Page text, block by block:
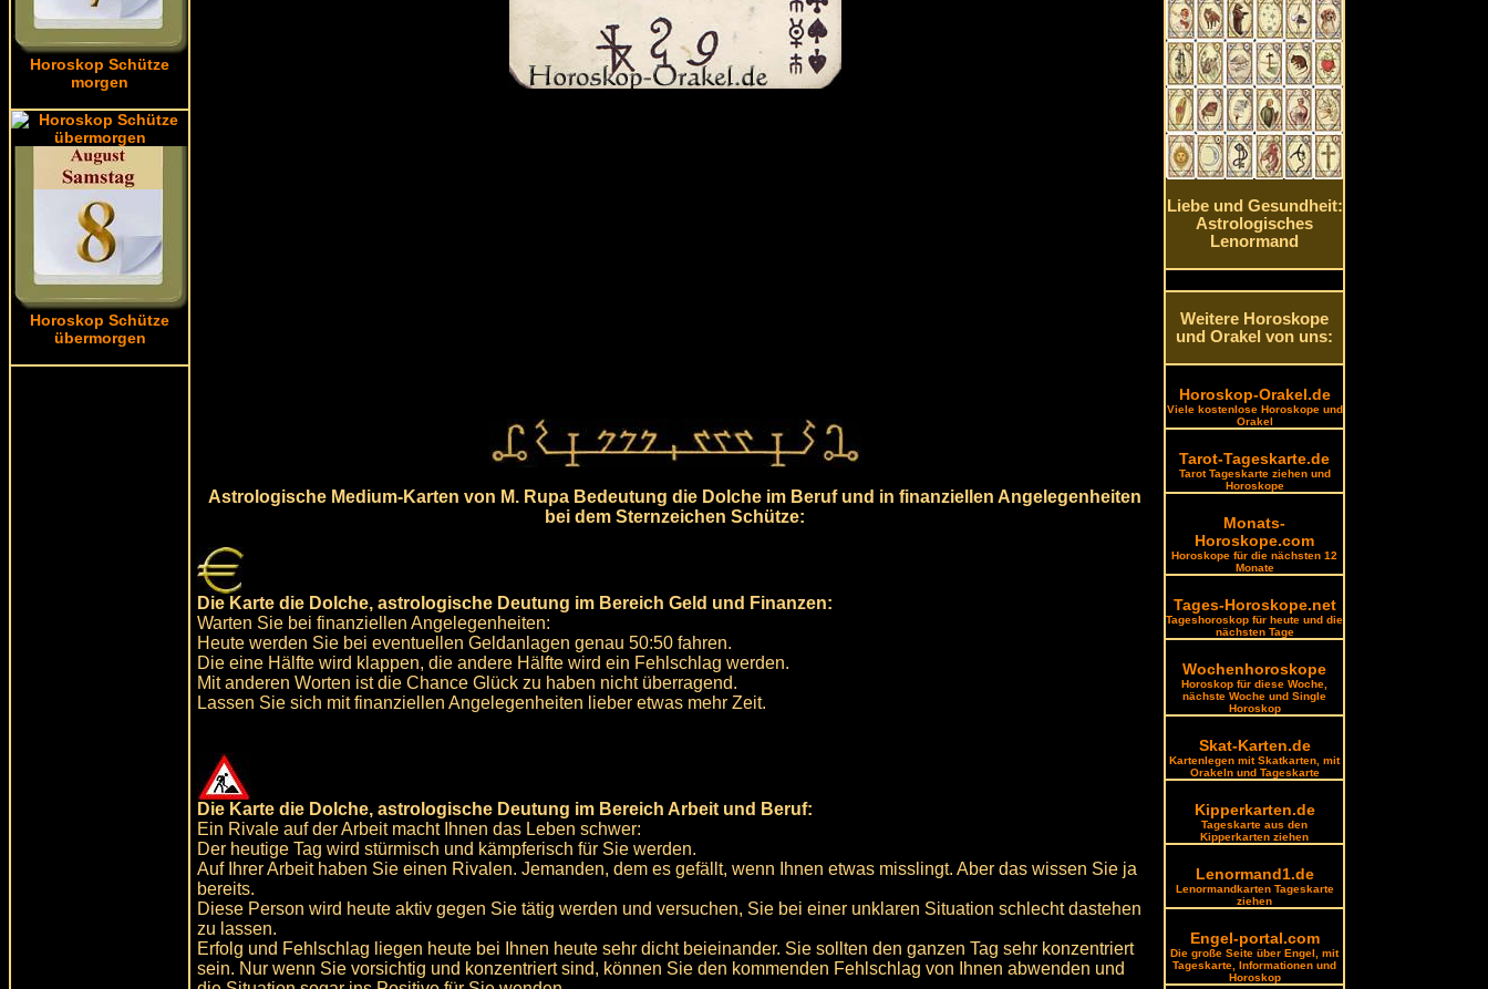
Horoskop Schütze
morgen
Horoskop Schütze
übermorgen
Astrologische Medium-Karten von M. Rupa Bedeutung die Dolche im Beruf und in finanziellen Angelegenheiten
bei dem Sternzeichen Schütze:
Die Karte die Dolche, astrologische Deutung im Bereich Geld und Finanzen:
Warten Sie bei finanziellen Angelegenheiten:
Heute werden Sie bei eventuellen Geldanlagen genau 50:50 fahren.
Die eine Hälfte wird klappen, die andere Hälfte wird ein Fehlschlag werden.
Mit anderen Worten ist die Chance Glück zu haben nicht überragend.
Lassen Sie sich mit finanziellen Angelegenheiten lieber etwas mehr Zeit.
Die Karte die Dolche, astrologische Deutung im Bereich Arbeit und Beruf:
Ein Rivale auf der Arbeit macht Ihnen das Leben schwer:
Der heutige Tag wird stürmisch und kämpferisch für Sie werden.
Auf Ihrer Arbeit haben Sie einen Rivalen. Jemanden, dem es gefällt, wenn Ihnen etwas misslingt. Aber das wissen Sie ja
bereits.
Diese Person wird heute aktiv gegen Sie tätig werden und versuchen, Sie bei einer unklaren Situation schlecht dastehen
zu lassen.
Erfolg und Fehlschlag liegen heute bei Ihnen heute sehr dicht beieinander. Sie sollten den ganzen Tag sehr konzentriert
sein. Nur wenn Sie vorsichtig und konzentriert sind, können Sie den kommenden Fehlschlag von Ihnen abwenden und
Liebe und Gesundheit:
Astrologisches
Lenormand
Weitere Horoskope
und Orakel von uns:
Horoskop-Orakel.de
Viele kostenlose Horoskope und
Orakel
Tarot-Tageskarte.de
Tarot Tageskarte ziehen und
Horoskope
Monats-
Horoskope.com
Horoskope für die nächsten 12
Monate
Tages-Horoskope.net
Tageshoroskop für heute und die
nächsten Tage
Wochenhoroskope
Horoskop für diese Woche,
nächste Woche und Single
Horoskop
Skat-Karten.de
Kartenlegen mit Skatkarten, mit
Orakeln und Tageskarte
Kipperkarten.de
Tageskarte aus den
Kipperkarten ziehen
Lenormand1.de
Lenormandkarten Tageskarte
ziehen
Engel-portal.com
Die große Seite über Engel, mit
Tageskarte, Informationen und
Horoskop